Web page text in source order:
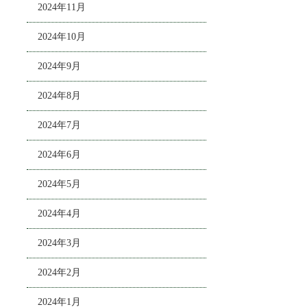
2024年11月
2024年10月
2024年9月
2024年8月
2024年7月
2024年6月
2024年5月
2024年4月
2024年3月
2024年2月
2024年1月